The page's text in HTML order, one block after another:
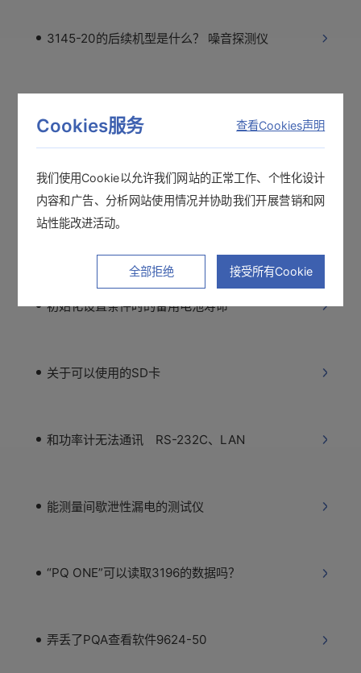
3145-20的后续机型是什么？ 噪音探测仪
详细趋势和基本趋势的区别 PQ One
初始化设置条件时的备用电池寿命
关于可以使用的SD卡
和功率计无法通讯 RS-232C、LAN
能测量间歇泄性漏电的测试仪
“PQ ONE”可以读取3196的数据吗？
弄丢了PQA查看软件9624-50
Cookies服务 查看Cookies声明
我们使用Cookie以允许我们网站的正常工作、个性化设计
内容和广告、分析网站使用情况并协助我们开展营销和网
站性能改进活动。
全部拒绝 接受所有Cookie